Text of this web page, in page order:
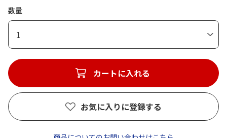
数量
1
カートに入れる
お気に入りに登録する